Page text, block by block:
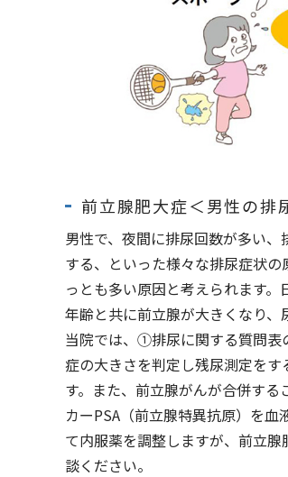
前立腺肥大症＜男性の排
男性で、夜間に排尿回数が多い
する、といった様々な排尿症状
っとも多い原因と考えられます。
年齢と共に前立腺が大きくなり、
当院では、①排尿に関する質問
症の大きさを判定し残尿測定を
す。また、前立腺がんが合併す
カーPSA（前立腺特異抗原）を
て内服薬を調整しますが、前立
談ください。